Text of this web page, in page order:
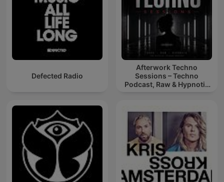
Defected Radio
Afterwork Techno
Sessions – Techno
Podcast, Raw & Hypnotic